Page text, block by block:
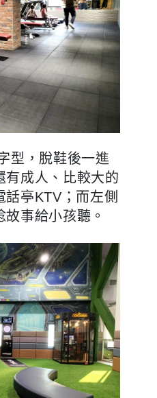
型，脫鞋後一進
有成人、比較大的
亭KTV；而左側
事給小孩聽。